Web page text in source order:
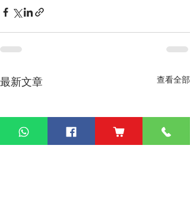
最新文章 查看全部